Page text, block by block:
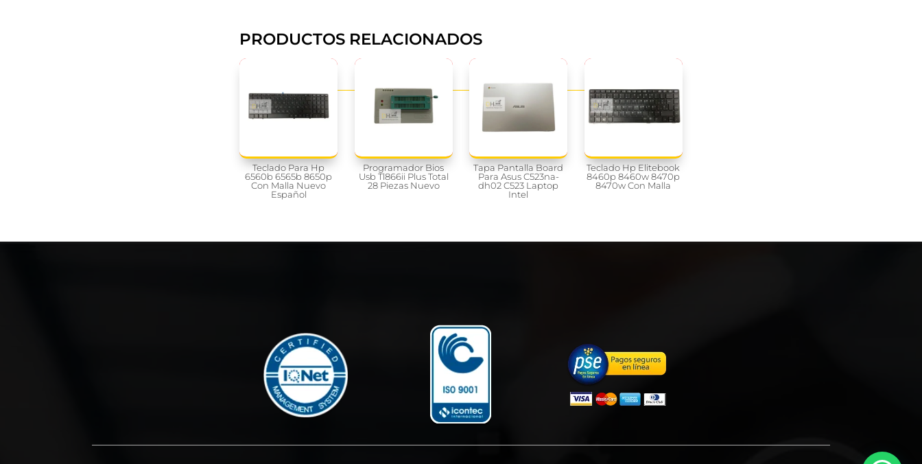
PRODUCTOS RELACIONADOS
Teclado Para Hp
6560b 6565b 8650p
Con Malla Nuevo
Español
Programador Bios
Usb Tl866ii Plus Total
28 Piezas Nuevo
Tapa Pantalla Board
Para Asus C523na-
dh02 C523 Laptop
Intel
Teclado Hp Elitebook
8460p 8460w 8470p
8470w Con Malla